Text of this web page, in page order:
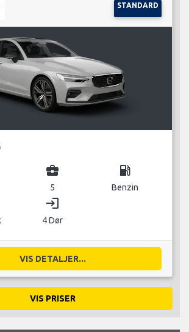
STANDARD
business_center
5
local_gas_station
Benzin
login
4 Dør
VIS DETALJER...
VIS PRISER